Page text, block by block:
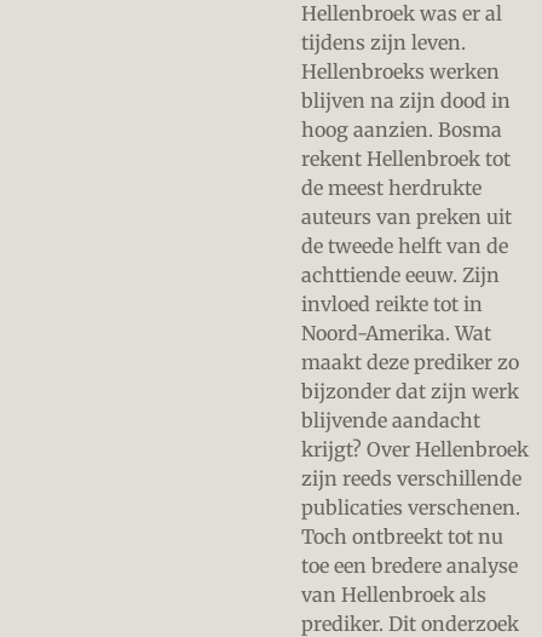
Hellenbroek was er al
tijdens zijn leven.
Hellenbroeks werken
blijven na zijn dood in
hoog aanzien. Bosma
rekent Hellenbroek tot
de meest herdrukte
auteurs van preken uit
de tweede helft van de
achttiende eeuw. Zijn
invloed reikte tot in
Noord-Amerika. Wat
maakt deze prediker zo
bijzonder dat zijn werk
blijvende aandacht
krijgt? Over Hellenbroek
zijn reeds verschillende
publicaties verschenen.
Toch ontbreekt tot nu
toe een bredere analyse
van Hellenbroek als
prediker. Dit onderzoek